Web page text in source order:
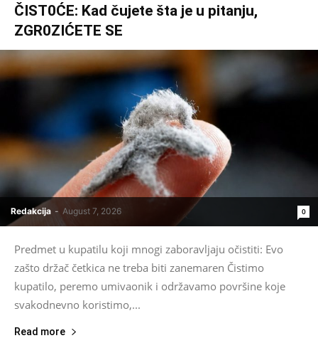
ČIST0ĆE: Kad čujete šta je u pitanju,
ZGR0ZIĆETE SE
Redakcija - August 7, 2026 0
Predmet u kupatilu koji mnogi zaboravljaju očistiti: Evo
zašto držač četkica ne treba biti zanemaren Čistimo
kupatilo, peremo umivaonik i održavamo površine koje
svakodnevno koristimo,...
Read more